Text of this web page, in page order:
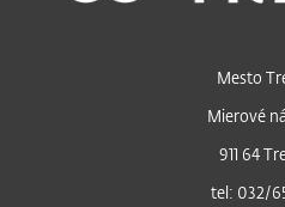
Mesto
Mierové
911 64
tel: 032/